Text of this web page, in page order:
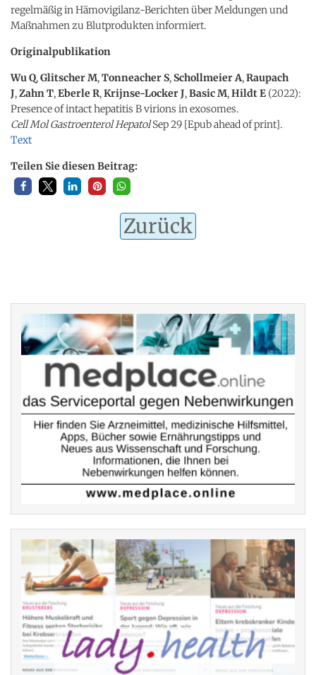
regelmäßig in Hämovigilanz-Berichten über Meldungen und
Maßnahmen zu Blutprodukten informiert.
Originalpublikation
Wu Q, Glitscher M, Tonneacher S, Schollmeier A, Raupach
J, Zahn T, Eberle R, Krijnse-Locker J, Basic M, Hildt E (2022):
Presence of intact hepatitis B virions in exosomes.
Cell Mol Gastroenterol HepatolSep 29 [Epub ahead of print].
Text
Teilen Sie diesen Beitrag:
Zurück